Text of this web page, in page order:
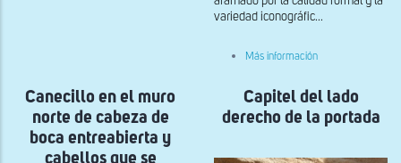
variedad iconográfic...
Más información
cabeza
entreabierta
y
se
Canecillo en el muro
norte de cabeza de
boca entreabierta y
cabellos que se
Capitel del lado
derecho de la portada